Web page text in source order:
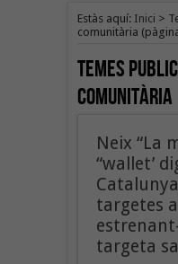
Estàs aquí: Inici >
comunitària
Temes
comunitària
Neix “La
“wallet’
targetes
targeta